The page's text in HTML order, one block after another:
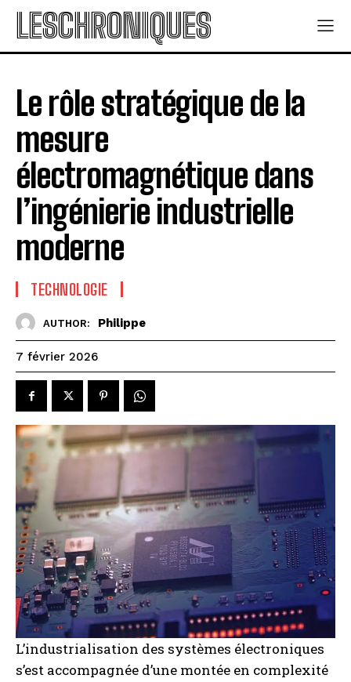
LESCHRONIQUES
Le rôle stratégique de la
mesure
électromagnétique dans
l’ingénierie industrielle
moderne
TECHNOLOGIE
AUTHOR: Philippe
7 février 2026
L’industrialisation des systèmes électroniques
s’est accompagnée d’une montée en complexité